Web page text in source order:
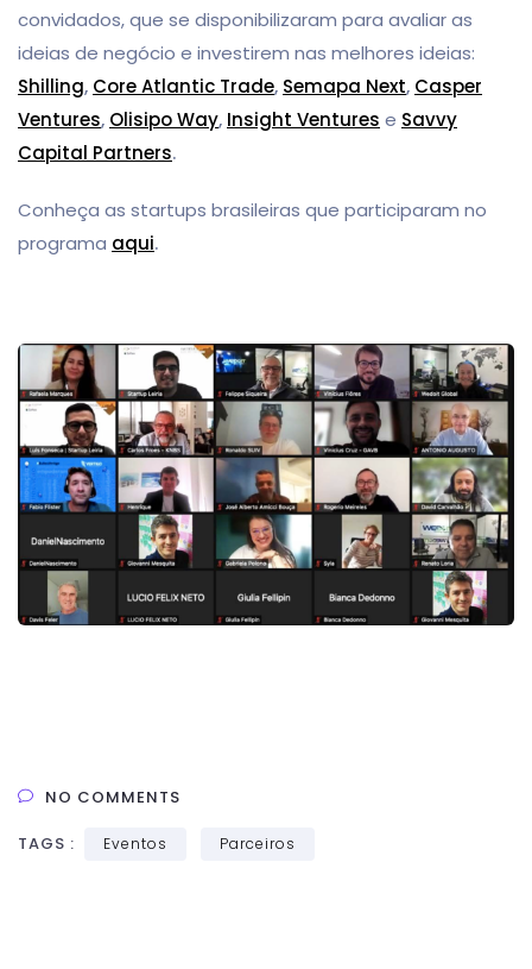
convidados, que se disponibilizaram para avaliar as
ideias de negócio e investirem nas melhores ideias:
Shilling, Core Atlantic Trade, Semapa Next, Casper
Ventures, Olisipo Way, Insight Ventures e Savvy
Capital Partners.
Conheça as startups brasileiras que participaram no
programa aqui.
NO COMMENTS
TAGS : Eventos Parceiros